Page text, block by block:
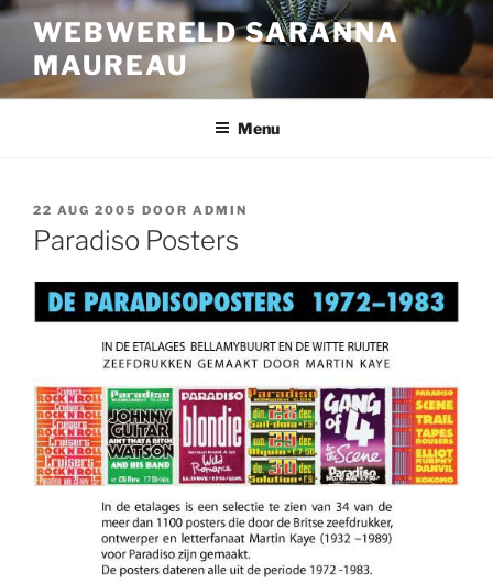
Ga
inhoud
WEBWERELD SARANNA
MAUREAU
Menu
GEPLAATST
OP
22 AUG 2005 DOOR ADMIN
Paradiso Posters